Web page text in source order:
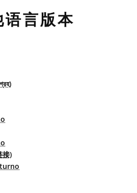
语言版本
接)